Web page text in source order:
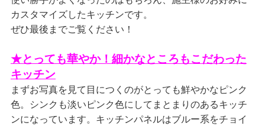
カスタマイズしたキッチンです。
ぜひ最後までご覧ください！
★とっても華やか！細かなところもこだわった
キッチン
まずお写真を見て目につくのがとっても鮮やかなピンク
色。シンクも淡いピンク色にしてまとまりのあるキッチ
ンになっています。キッチンパネルはブルー系をチョイ